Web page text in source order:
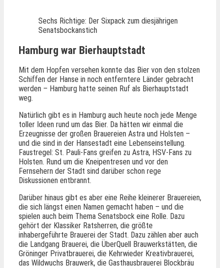
Sechs Richtige: Der Sixpack zum diesjährigen
Senatsbockanstich
Hamburg war Bierhauptstadt
Mit dem Hopfen versehen konnte das Bier von den stolzen
Schiffen der Hanse in noch entferntere Länder gebracht
werden – Hamburg hatte seinen Ruf als Bierhauptstadt
weg.
Natürlich gibt es in Hamburg auch heute noch jede Menge
toller Ideen rund um das Bier. Da hätten wir einmal die
Erzeugnisse der großen Brauereien Astra und Holsten –
und die sind in der Hansestadt eine Lebenseinstellung.
Faustregel: St. Pauli-Fans greifen zu Astra, HSV-Fans zu
Holsten. Rund um die Kneipentresen und vor den
Fernsehern der Stadt sind darüber schon rege
Diskussionen entbrannt.
Darüber hinaus gibt es aber eine Reihe kleinerer Brauereien,
die sich längst einen Namen gemacht haben – und die
spielen auch beim Thema Senatsbock eine Rolle. Dazu
gehört der Klassiker Ratsherren, die größte
inhabergeführte Brauerei der Stadt. Dazu zählen aber auch
die Landgang Brauerei, die ÜberQuell Brauwerkstätten, die
Gröninger Privatbrauerei, die Kehrwieder Kreativbrauerei,
das Wildwuchs Brauwerk, die Gasthausbrauerei Blockbräu